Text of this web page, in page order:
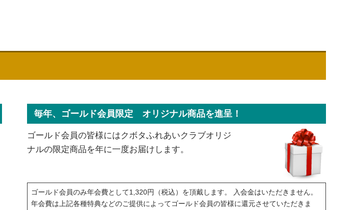
毎年、ゴールド会員限定 オリジナル商品を進呈！
ゴールド会員の皆様にはクボタふれあいクラブオリジ
ナルの限定商品を年に一度お届けします。
ゴールド会員のみ年会費として1,320円（税込）を頂戴します。 入会金はいただきません。
年会費は上記各種特典などのご提供によってゴールド会員の皆様に還元させていただきま